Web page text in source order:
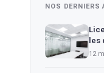
NOS DERNIERS
les
12